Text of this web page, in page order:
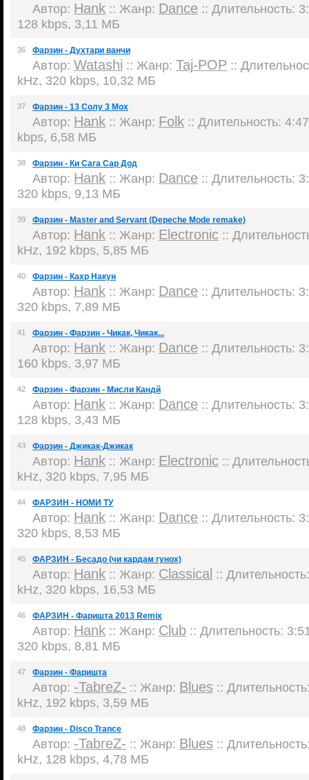
Автор: Hank :: Жанр: Dance :: Длительность:
128 kbps, 3,11 МБ
36 Фарзин - Духтари ванчи
Автор: Watashi :: Жанр: Taj-POP ::
kHz, 320 kbps, 10,32 МБ
37 Фарзин - 13 Солу 3 Мох
Автор: Hank :: Жанр: Folk :: Длительность:
kbps, 6,58 МБ
38 Фарзин - Ки Сага Сар Дод
Автор: Hank :: Жанр: Dance :: Длительность:
320 kbps, 9,13 МБ
39 Фарзин - Master and Servant (Depeche Mode remake)
Автор: Hank :: Жанр: Electronic ::
kHz, 192 kbps, 5,85 МБ
40 Фарзин - Кахр Накун
Автор: Hank :: Жанр: Dance :: Длительность:
320 kbps, 7,89 МБ
41 Фарзин - Фарзин - Чикак, Чикак...
Автор: Hank :: Жанр: Dance :: Длительность:
160 kbps, 3,97 МБ
42 Фарзин - Фарзин - Мисли Кандй
Автор: Hank :: Жанр: Dance :: Длительность:
128 kbps, 3,43 МБ
43 Фарзин - Джикак-Джикак
Автор: Hank :: Жанр: Electronic ::
kHz, 320 kbps, 7,95 МБ
44 ФАРЗИН - НОМИ ТУ
Автор: Hank :: Жанр: Dance :: Длительность:
320 kbps, 8,53 МБ
45 ФАРЗИН - Бесадо (чи кардам гунох)
Автор: Hank :: Жанр: Classical ::
kHz, 320 kbps, 16,53 МБ
46 ФАРЗИН - Фаришта 2013 Remix
Автор: Hank :: Жанр: Club :: Длительность:
320 kbps, 8,81 МБ
47 Фарзин - Фаришта
Автор: -TabreZ- :: Жанр: Blues ::
kHz, 192 kbps, 3,59 МБ
48 Фарзин - Disco Trance
Автор: -TabreZ- :: Жанр: Blues ::
kHz, 128 kbps, 4,78 МБ